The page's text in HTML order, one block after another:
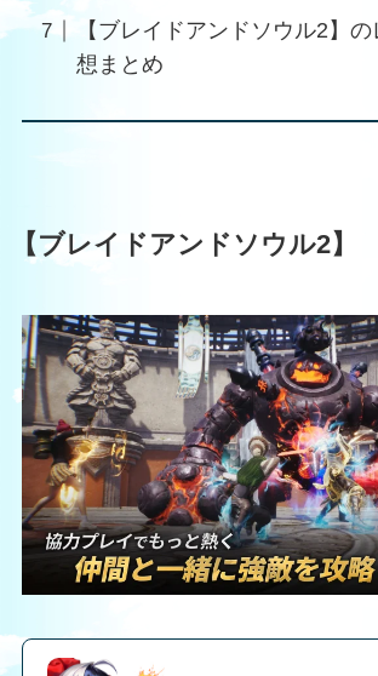
【ブレイドアンドソウル2】
想まとめ
【ブレイドアンドソウル2】